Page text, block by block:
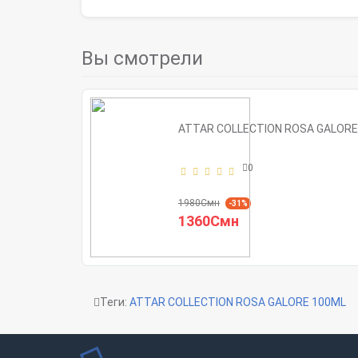
Вы смотрели
ATTAR COLLECTION ROSA
0
1980Смн -31%
1360Смн
Теги: ATTAR COLLECTION ROSA GALORE 100ML